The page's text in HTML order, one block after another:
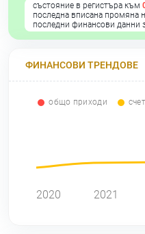
състояние в регистъра към
последна вписана промяна
последни финансови данни
ФИНАНСОВИ ТРЕНДОВЕ
общо приходи
2020 2021